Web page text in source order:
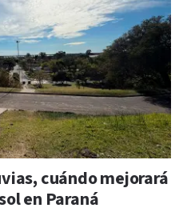
cuándo mejorará
en Paraná